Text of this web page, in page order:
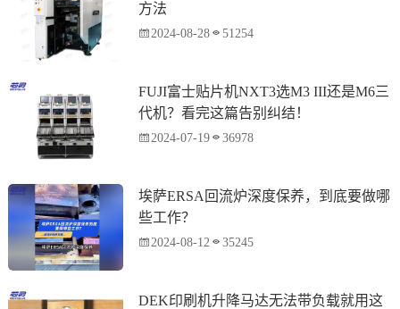
方法
2024-08-28 51254
FUJI富士贴片机NXT3选M3 III还是M6三
代机？看完这篇告别纠结！
2024-07-19 36978
埃萨ERSA回流炉深度保养，到底要做哪
些工作？
2024-08-12 35245
DEK印刷机升降马达无法带负载就用这